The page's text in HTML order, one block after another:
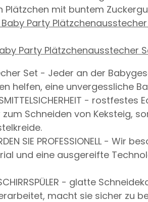
mit buntem
Party Plätzchenausstecher
Set - Jeder an der
helfen, eine unvergessliche
-
zum Schneiden von Keksteig,
SIE PROFESSIONELL
und eine ausgereifte
- glatte
macht sie sicher zu